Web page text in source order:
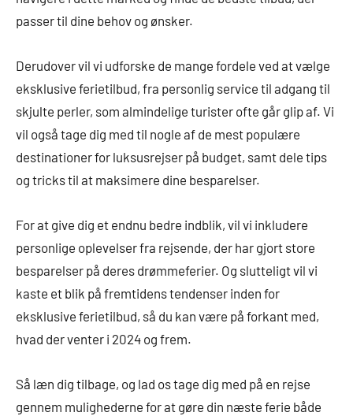
passer til dine behov og ønsker.
Derudover vil vi udforske de mange fordele ved at vælge
eksklusive ferietilbud, fra personlig service til adgang til
skjulte perler, som almindelige turister ofte går glip af. Vi
vil også tage dig med til nogle af de mest populære
destinationer for luksusrejser på budget, samt dele tips
og tricks til at maksimere dine besparelser.
For at give dig et endnu bedre indblik, vil vi inkludere
personlige oplevelser fra rejsende, der har gjort store
besparelser på deres drømmeferier. Og slutteligt vil vi
kaste et blik på fremtidens tendenser inden for
eksklusive ferietilbud, så du kan være på forkant med,
hvad der venter i 2024 og frem.
Så læn dig tilbage, og lad os tage dig med på en rejse
gennem mulighederne for at gøre din næste ferie både